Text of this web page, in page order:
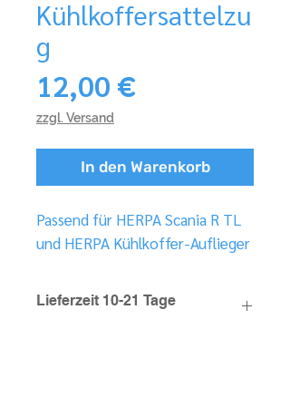
Kühlkoffersattelzu
g
12,00 €Preis
zzgl. Versand
In den Warenkorb
Passend für HERPA Scania R TL
und HERPA Kühlkoffer-Auflieger
Lieferzeit 10-21 Tage